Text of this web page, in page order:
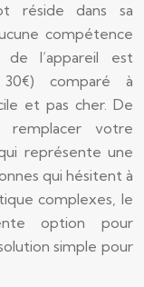
réside dans sa
compétence
l’appareil est
30€) comparé à
et pas cher. De
remplacer votre
représente une
qui hésitent à
complexes, le
option pour
simple pour